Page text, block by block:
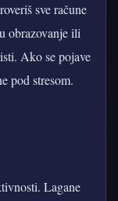
sve račune
obrazovanje ili
Ako se pojave
pod stresom.
Lagane